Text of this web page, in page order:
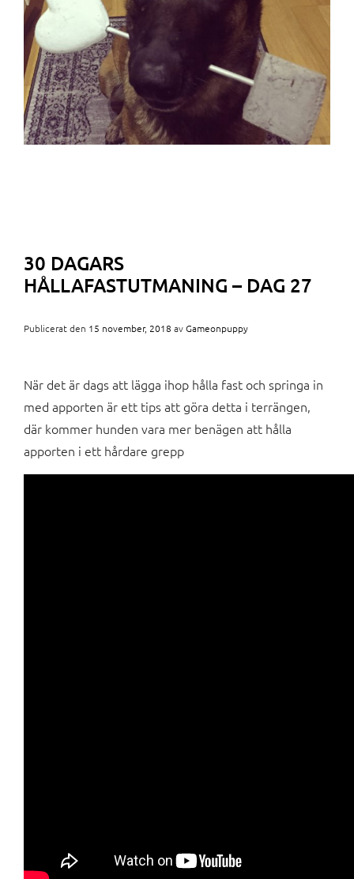
30 DAGARS
HÅLLAFASTUTMANING – DAG 27
Publicerat den 15 november, 2018 avGameonpuppy
När det är dags att lägga ihop hålla fast och springa in
med apporten är ett tips att göra detta i terrängen,
där kommer hunden vara mer benägen att hålla
apporten i ett hårdare grepp